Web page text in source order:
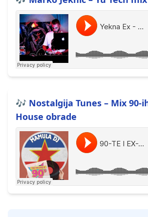
🎶 Nostalgija Tunes – Mix 90-
House obrade